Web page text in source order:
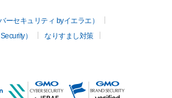
ーセキュリティ byイエラエ）
）
なりすまし対策